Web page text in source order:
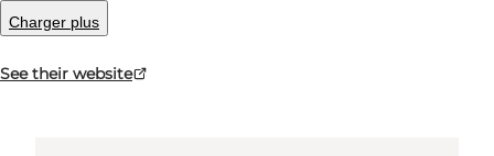
Charger plus
See their website